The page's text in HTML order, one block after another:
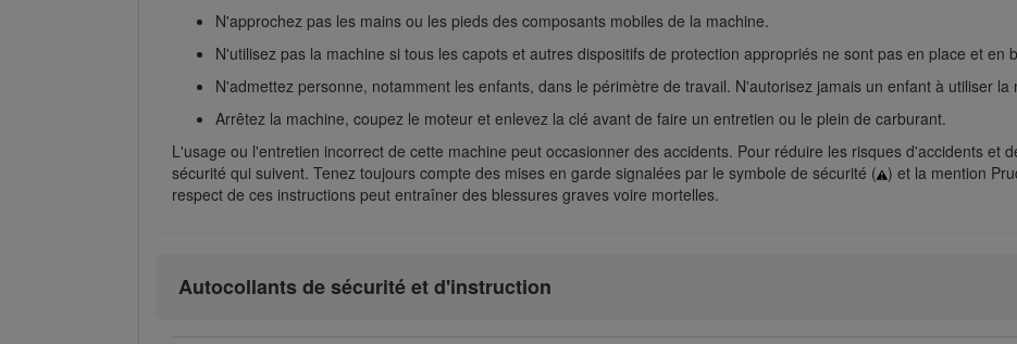
N'approchez pas les mains ou les pieds des composants mobiles de la machine.
N'utilisez pas la machine si tous les capots et autres dispositifs de protection appropriés ne sont pas en place et en
N'admettez personne, notamment les enfants, dans le périmètre de travail. N'autorisez jamais un enfant à utiliser la
Arrêtez la machine, coupez le moteur et enlevez la clé avant de faire un entretien ou le plein de carburant.
L'usage ou l'entretien incorrect de cette machine peut occasionner des accidents. Pour réduire les risques d'accidents et
sécurité qui suivent. Tenez toujours compte des mises en garde signalées par le symbole de sécurité ( ) et la mention
respect de ces instructions peut entraîner des blessures graves voire mortelles.
Autocollants de sécurité et d'instruction